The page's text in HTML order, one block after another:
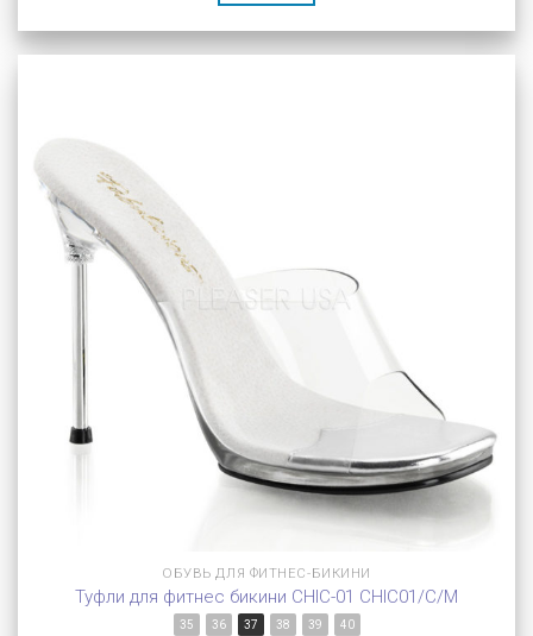
ОБУВЬ ДЛЯ ФИТНЕС-БИКИНИ
Туфли для фитнес бикини CHIC-01 CHIC01/C/M
35 36 37 38 39 40